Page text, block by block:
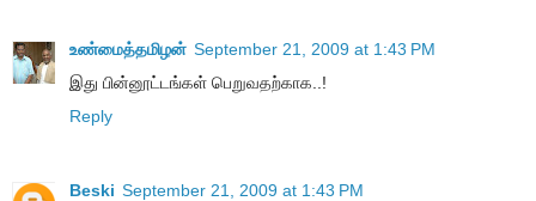
உண்மைத்தமிழன் September 21, 2009 at 1:43 PM
இது பின்னூட்டங்கள் பெறுவதற்காக..!
Reply
Beski September 21, 2009 at 1:43 PM